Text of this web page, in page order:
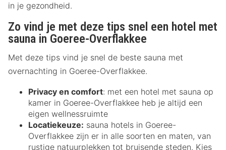
in je gezondheid.
Zo vind je met deze tips snel een hotel met
sauna in Goeree-Overflakkee
Met deze tips vind je snel de beste sauna met
overnachting in Goeree-Overflakkee.
Privacy en comfort: met een hotel met sauna op
kamer in Goeree-Overflakkee heb je altijd een
eigen wellnessruimte
Locatiekeuze: sauna hotels in Goeree-
Overflakkee zijn er in alle soorten en maten, van
rustige natuurplekken tot bruisende steden. Kies